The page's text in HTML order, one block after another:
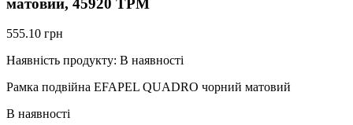
555.10 грн
Наявність продукту: В наявності
Рамка подвійна EFAPEL QUADRO чорний матовий
В наявності